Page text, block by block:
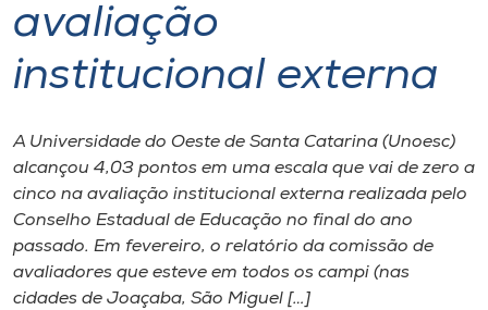
Atendimento ao Estudante
Portal de Ensino
A
Unoesc
Internacionalização
avaliação
institucional externa
A Universidade do Oeste de Santa Catarina (Unoesc)
alcançou 4,03 pontos em uma escala que vai de zero a
cinco na avaliação institucional externa realizada pelo
Conselho Estadual de Educação no final do ano
passado. Em fevereiro, o relatório da comissão de
avaliadores que esteve em todos os campi (nas
cidades de Joaçaba, São Miguel […]